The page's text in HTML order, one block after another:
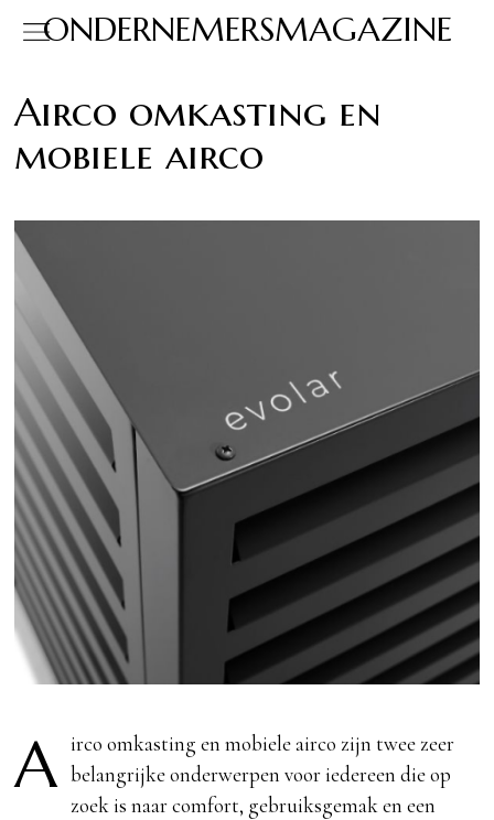
ONDERNEMERSMAGAZINE
Airco omkasting en
mobiele airco
A irco omkasting en mobiele airco zijn twee zeer
belangrijke onderwerpen voor iedereen die op
zoek is naar comfort, gebruiksgemak en een